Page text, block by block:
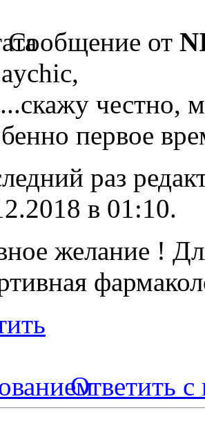
Сообщение от
честно,
первое
раз
в 01:10.
желание !
Ответить с